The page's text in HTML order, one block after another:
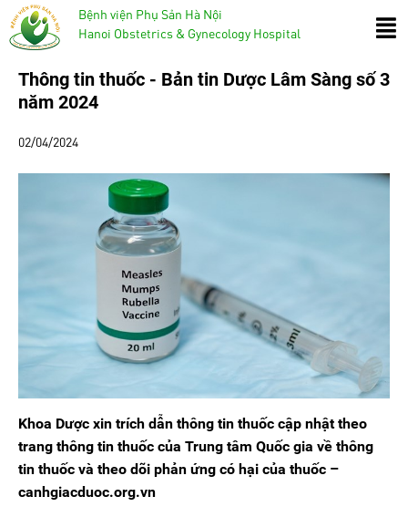
Bệnh viện Phụ Sản Hà Nội
Hanoi Obstetrics & Gynecology Hospital
Thông tin thuốc - Bản tin Dược Lâm Sàng số 3
năm 2024
02/04/2024
Khoa Dược xin trích dẫn thông tin thuốc cập nhật theo
trang thông tin thuốc của Trung tâm Quốc gia về thông
tin thuốc và theo dõi phản ứng có hại của thuốc –
canhgiacduoc.org.vn